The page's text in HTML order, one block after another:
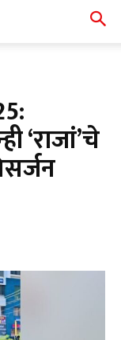
‘राजां’चे